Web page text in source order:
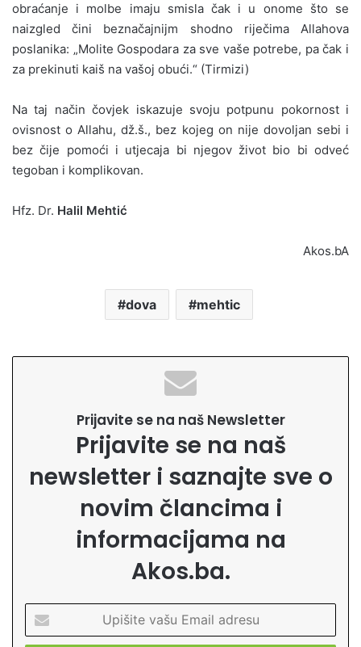
obraćanje i molbe imaju smisla čak i u onome što se
naizgled čini beznačajnijm shodno riječima Allahova
poslanika: „Molite Gospodara za sve vaše potrebe, pa čak i
za prekinuti kaiš na vašoj obući.“ (Tirmizi)
Na taj način čovjek iskazuje svoju potpunu pokornost i
ovisnost o Allahu, dž.š., bez kojeg on nije dovoljan sebi i
bez čije pomoći i utjecaja bi njegov život bio bi odveć
tegoban i komplikovan.
Hfz. Dr. Halil Mehtić
Akos.bA
dova mehtic
Prijavite se na naš Newsletter
Prijavite se na naš
newsletter i saznajte sve o
novim člancima i
informacijama na
Akos.ba.